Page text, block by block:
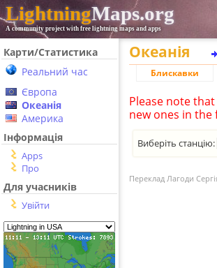
LightningMaps.org
A community project with free lightning maps and apps
Карти/Статистика
Реальний час
Європа
Океанія
Америка
Інформація
Apps
Про
Для учасників
Увійти
Океанія
Блискавки
Please note
new ones in the
Виберіть станцію:
Переклад Лагоди